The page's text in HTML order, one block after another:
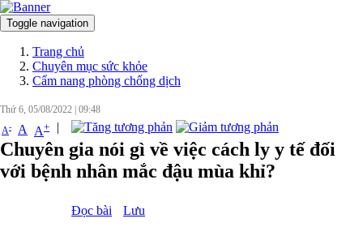
Toggle navigation
Trang chủ
Chuyên mục sức khỏe
Cẩm nang phòng chống dịch
Thứ 6, 05/08/2022 09:48
A- A A+ |
Chuyên gia nói gì về việc cách ly y tế đối
với bệnh nhân mắc đậu mùa khỉ?
Đọc bài Lưu